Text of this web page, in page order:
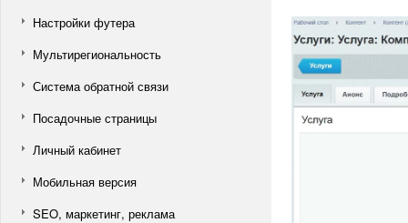
Настройки футера
Мультирегиональность
Система обратной связи
Посадочные страницы
Личный кабинет
Мобильная версия
SEO, маркетинг, реклама